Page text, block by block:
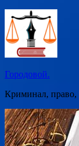
Перейти
содержимому
Городовой.
Криминал, право,